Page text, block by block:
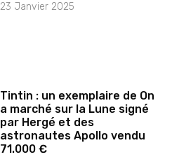
23 Janvier 2025
Tintin : un exemplaire de On
a marché sur la Lune signé
par Hergé et des
astronautes Apollo vendu
71.000 €